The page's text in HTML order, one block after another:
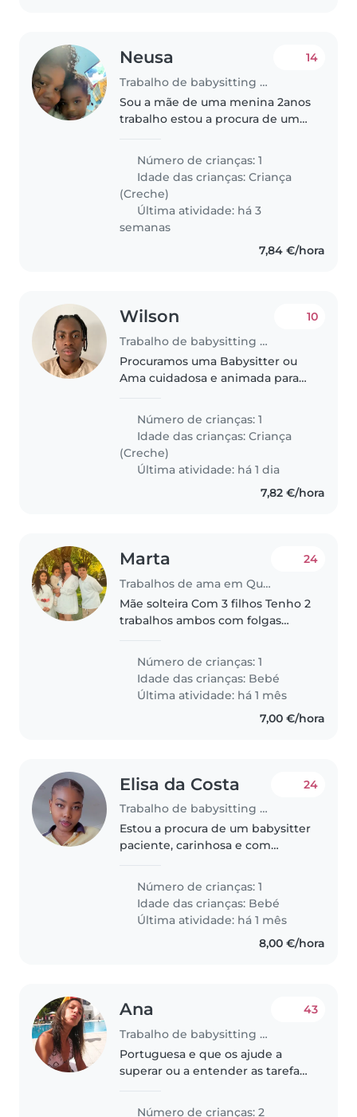
Neusa
Trabalho de babysitting em Queluz
14
Sou a mãe de uma menina 2anos
trabalho estou a procura de uma
segunda feira á sexta feira
Número de crianças: 1
Idade das crianças:Criança
(Creche)
Última atividade: há 3
semanas
7,84 €/hora
Wilson
Trabalho de babysitting em Queluz
10
Procuramos uma Babysitter ou
Ama cuidadosa e animada para
de 2 anos! Ele é calmo,
brincalhão e adoramos crianças
amigáveis. Se tem jeito para lides
domésticas,..
Número de crianças: 1
Idade das crianças:Criança
(Creche)
Última atividade: há 1 dia
7,82 €/hora
Marta
Trabalhos de ama em Queluz
24
Mãe solteira Com 3 filhos Tenho 2
trabalhos ambos com folgas
Número de crianças: 1
Idade das crianças: Bebé
Última atividade: há 1 mês
7,00 €/hora
Elisa da Costa
Trabalho de babysitting em Queluz
24
Estou a procura de um babysitter
paciente, carinhosa e com
cuidar do meu filho de 04 meses
Número de crianças: 1
Idade das crianças: Bebé
Última atividade: há 1 mês
8,00 €/hora
Ana
Trabalho de babysitting em Queluz
43
Portuguesa e que os ajude a
superar ou a entender as tarefas
que realizar o jantar, tem de
Número de crianças: 2